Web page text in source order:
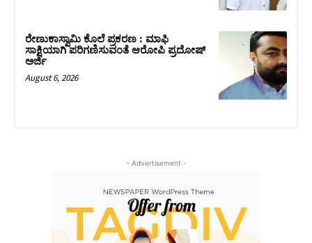
ರೇಣುಕಾಸ್ವಾಮಿ ಕೊಲೆ ಪ್ರಕರಣ : ಮಾಫಿ
ಸಾಕ್ಷಿಯಾಗಿ ಪರಿಗಣಿಸುವಂತೆ ಆರೋಪಿ ಪ್ರದೋಷ್‌
ಅರ್ಜಿ
August 6, 2026
- Advertisement -